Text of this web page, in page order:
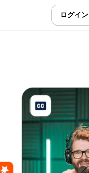
ログイン